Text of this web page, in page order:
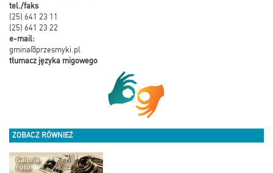
tel./faks
(25) 641 23 11
(25) 641 23 22
e-mail:
gmina@przesmyki.pl
tłumacz języka migowego
ZOBACZ RÓWNIEŻ